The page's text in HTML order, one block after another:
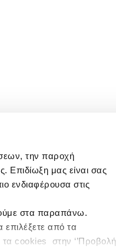
την παροχή
Επιδίωξη μας είναι σας
ενδιαφέρουσα στις
στα παραπάνω.
επιλέξετε από τα
τα cookies στην ‘’Προβολή